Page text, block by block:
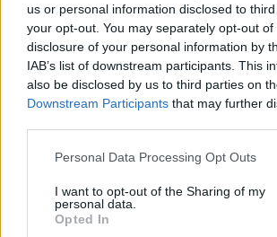
us or personal information disclosed to
your opt-out. You may separately opt-out
disclosure of your personal information by
IAB’s list of downstream participants. This
also be disclosed by us to third parties on
Downstream Participants that may further
Please note that this website/app uses one
not limited to your visit or usage behaviour.
grant or deny consent to Google and its
use your data for below specified purposes
Personal Data Processing Opt Outs
I want to opt-out of the Sharing of my
personal data.
Opted In
MAGYAR ÉPÍTŐK
Mi épül?